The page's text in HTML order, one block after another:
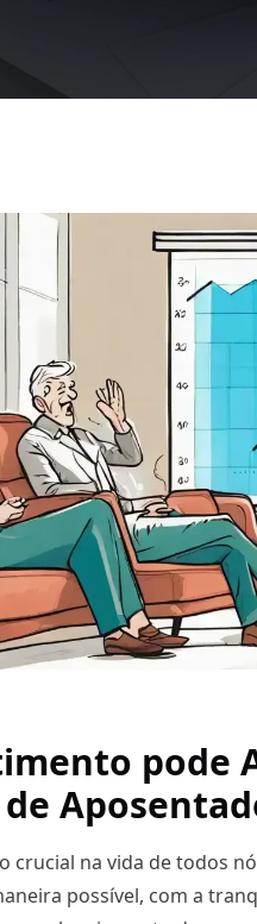
pode
crucial na vida de todos
possível, com a